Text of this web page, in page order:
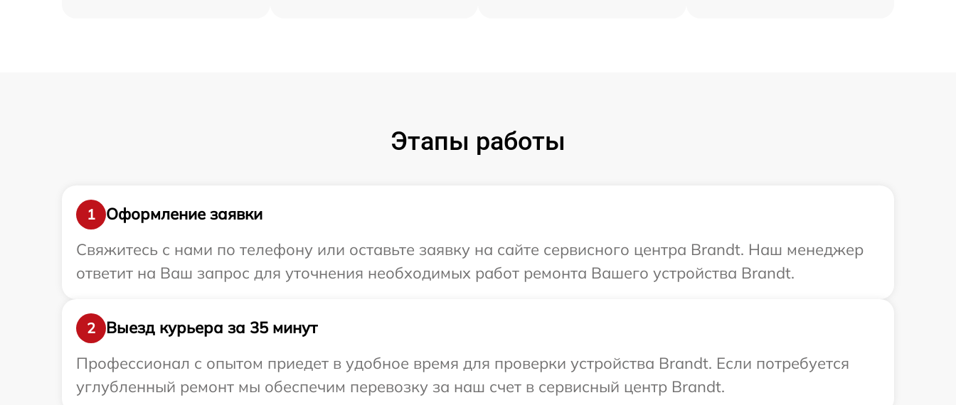
Этапы работы
1
Оформление заявки
Свяжитесь с нами по телефону или оставьте заявку на сайте сервисного центра Brandt. Наш менеджер
ответит на Ваш запрос для уточнения необходимых работ ремонта Вашего устройства Brandt.
2
Выезд курьера за 35 минут
Профессионал с опытом приедет в удобное время для проверки устройства Brandt. Если потребуется
углубленный ремонт мы обеспечим перевозку за наш счет в сервисный центр Brandt.